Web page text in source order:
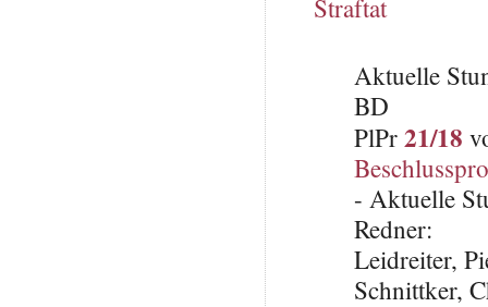
Straftat
Aktuelle
BD
PlPr21/18
- Aktuelle
Redner:
Leidreiter,
Schnittker,